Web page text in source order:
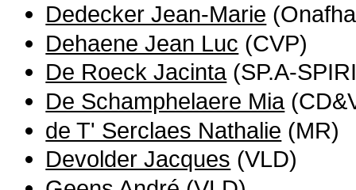
Dedecker Jean-Marie
Dehaene Jean Luc (CVP)
De Roeck Jacinta(SP.A-
De Schamphelaere Mia
de T' Serclaes Nathalie (MR)
Devolder Jacques (VLD)